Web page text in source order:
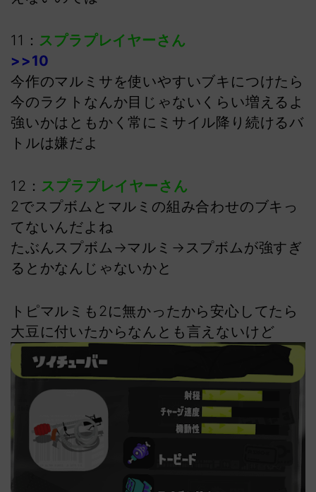
11： スプラプレイヤーさん
>>10
今作のマルミサを使いやすいブキにつけたら
今のラクトなんか目じゃないくらい増えるよ
強いかはともかく常にミサイル降り続けるバ
トルは嫌だよ
12： スプラプレイヤーさん
2でスプボムとマルミの組み合わせのブキっ
てないんだよね
たぶんスプボム→マルミ→スプボムが強すぎ
るとかなんじゃないかと
トピマルミも2に無かったから安心してたら
大豆に付いたからなんとも言えないけど